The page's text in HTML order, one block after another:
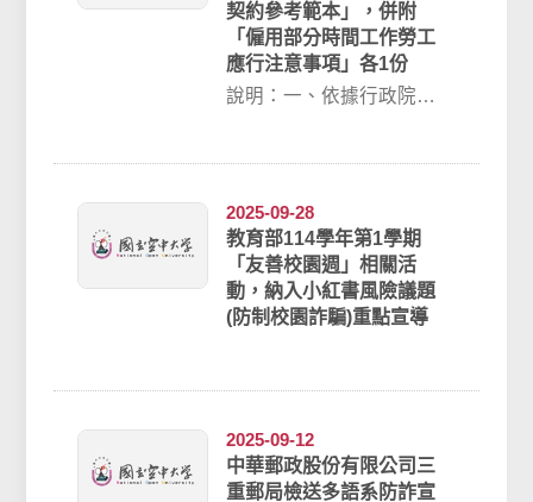
契約參考範本」，併附
「僱用部分時間工作勞工
應行注意事項」各1份
說明：一、依據行政院秘
2025-09-28
教育部114學年第1學期
「友善校園週」相關活
動，納入小紅書風險議題
(防制校園詐騙)重點宣導
2025-09-12
中華郵政股份有限公司三
重郵局檢送多語系防詐宣